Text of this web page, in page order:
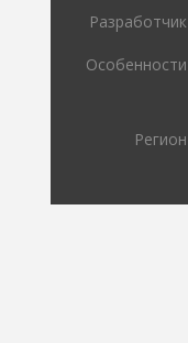
Разработчик
Особенности
Регион